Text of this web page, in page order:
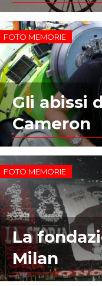
FOTO MEMORIE
Gli abissi
Cameron
FOTO MEMORIE
La
Milan